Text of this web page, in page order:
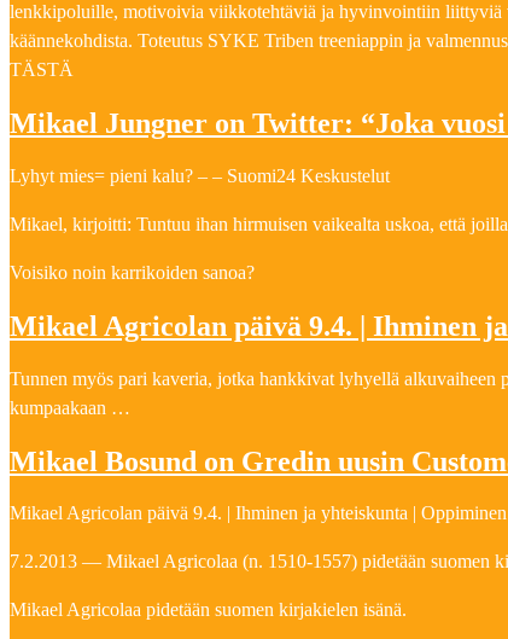
lenkkipoluille, motivoivia viikkotehtäviä ja hyvinvointiin liittyviä
käännekohdista. Toteutus SYKE Triben treeniappin ja
TÄSTÄ
Mikael Jungner on Twitter: “Joka
Lyhyt mies= pieni kalu? – – Suomi24 Keskustelut
Mikael, kirjoitti: Tuntuu ihan hirmuisen vaikealta uskoa, että
Voisiko noin karrikoiden sanoa?
Mikael Agricolan päivä 9.4. | Ihminen
Tunnen myös pari kaveria, jotka hankkivat lyhyellä alkuvaiheen
kumpaakaan …
Mikael Bosund on Gredin uusin
Mikael Agricolan päivä 9.4. | Ihminen ja yhteiskunta |
7.2.2013 — Mikael Agricolaa (n. 1510-1557) pidetään suomen
Mikael Agricolaa pidetään suomen kirjakielen isänä.